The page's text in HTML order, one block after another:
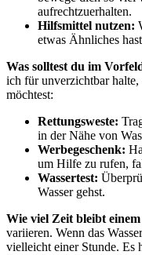
aufrechtzuerhalten.
Hilfsmittel nutzen:
etwas Ähnliches⁣
Was solltest ⁤du im
ich ‌für unverzichtbar
möchtest:
Rettungsweste:
in⁢ der Nähe von
Werbegeschenk:
um Hilfe zu rufen,
Wassertest:
Wasser gehst.
Wie viel​ Zeit‌ bleibt einem
variieren. Wenn das
vielleicht einer​ Stunde. Es